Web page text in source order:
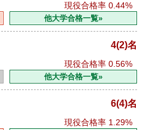
現役合格率 0.44%
他大学合格一覧»
4(2)名
現役合格率 0.56%
他大学合格一覧»
6(4)名
現役合格率 1.29%